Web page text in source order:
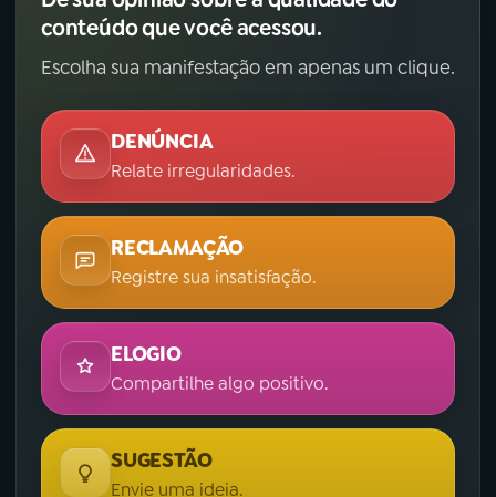
conteúdo que você acessou.
Escolha sua manifestação em apenas um clique.
DENÚNCIA
Relate irregularidades.
RECLAMAÇÃO
Registre sua insatisfação.
ELOGIO
Compartilhe algo positivo.
SUGESTÃO
Envie uma ideia.